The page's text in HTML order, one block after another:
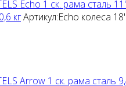
Echo 1 ск. рама сталь
кгАртикул:Echo колеса 18"
Arrow 1 ск. рама сталь